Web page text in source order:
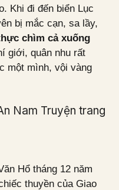
Khi đi đến biển Lục
bị mắc cạn, sa lầy,
chìm cả xuống
giới, quân nhu rất
một mình, vội vàng
Nam Truyện trang
Hổ tháng 12 năm
thuyền của Giao